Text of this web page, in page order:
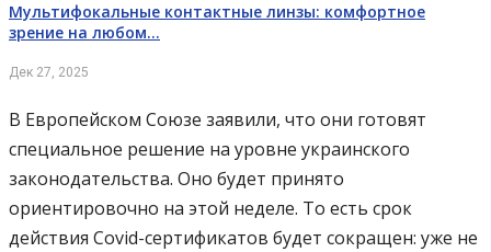
Мультифокальные контактные линзы: комфортное
зрение на любом…
Дек 27, 2025
В Европейском Союзе заявили, что они готовят
специальное решение на уровне украинского
законодательства. Оно будет принято
ориентировочно на этой неделе. То есть срок
действия Covid-сертификатов будет сокращен: уже не